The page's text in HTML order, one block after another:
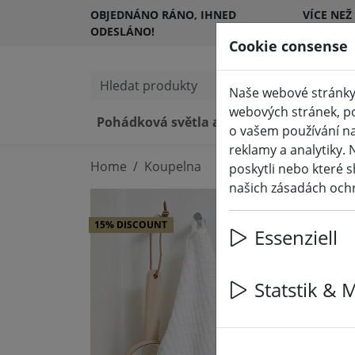
OBJEDNÁNO RÁNO, IHNED
ODESLÁNO!
VÍCE
Hledat produkty
Pohádková světla a osvětlení
Home Koupelna
15% DISCOUNT
Cookie consense
Naše webové
webových stránek,
o vašem používání
reklamy a analytiky.
poskytli nebo které
našich zásadách
Essenziell
Statstik &